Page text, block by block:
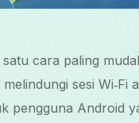
cara paling
sesi Wi‑Fi
pengguna Android